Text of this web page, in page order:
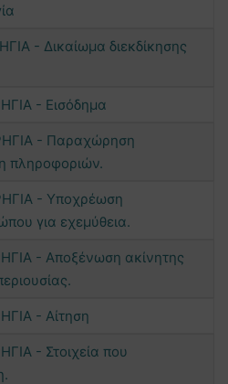
- Δικαίωμα διεκδίκησης
- Εισόδημα
- Παραχώρηση
πληροφοριών.
- Υποχρέωση
για εχεμύθεια.
- Αποξένωση ακίνητης
- Αίτηση
- Στοιχεία που